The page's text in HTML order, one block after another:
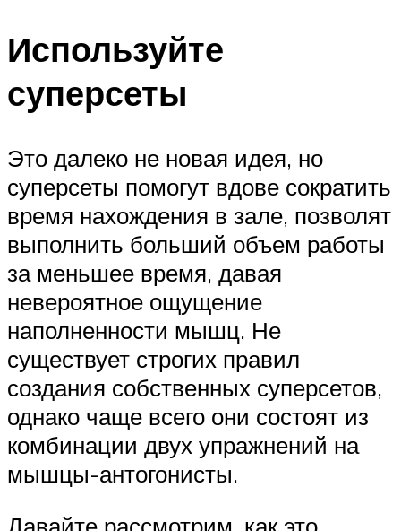
Используйте
суперсеты
Это далеко не новая идея, но
суперсеты помогут вдове сократить
время нахождения в зале, позволят
выполнить больший объем работы
за меньшее время, давая
невероятное ощущение
наполненности мышц. Не
существует строгих правил
создания собственных суперсетов,
однако чаще всего они состоят из
комбинации двух упражнений на
мышцы-антогонисты.